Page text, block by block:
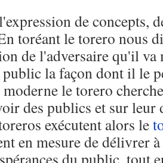
de concepts,
toréant le torero nous
de l'adversaire qu'il
la façon dont il le
moderne le torero
des publics et sur leur
exécutent alors le
en mesure de délivrer
du public, tout